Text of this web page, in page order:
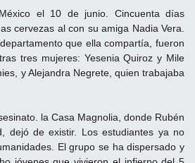
el 10 de junio. Cincuenta días
cervezas al con su amiga Nadia Vera.
que ella compartía, fueron
tres mujeres: Yesenia Quiroz y Mile
y Alejandra Negrete, quien trabajaba
la Casa Magnolia, donde Rubén
dejó de existir. Los estudiantes ya no
El grupo se ha dispersado y